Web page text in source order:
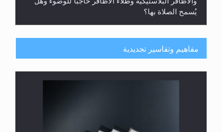
يُسمح الصلاة بها؟
مفاهيم وتفاسير تجديدية